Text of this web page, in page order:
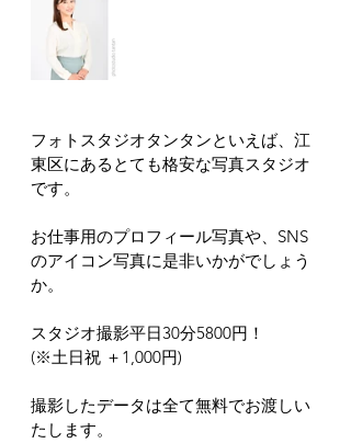
フォトスタジオタンタンといえば、江
東区にあるとても格安な写真スタジオ
です。
お仕事用のプロフィール写真や、SNS
のアイコン写真に是非いかがでしょう
か。
スタジオ撮影平日30分5800円！
(※土日祝 ＋1,000円)
撮影したデータは全て無料でお渡しい
たします。